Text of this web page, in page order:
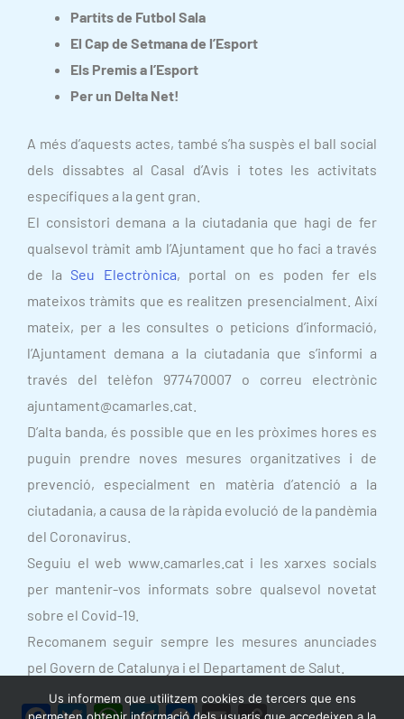
Partits de Futbol Sala
El Cap de Setmana de l’Esport
Els Premis a l’Esport
Per un Delta Net!
A més d’aquests actes, també s’ha suspès el ball social
dels dissabtes al Casal d’Avis i totes les activitats
específiques a la gent gran.
El consistori demana a la ciutadania que hagi de fer
qualsevol tràmit amb l’Ajuntament que ho faci a través
de la Seu Electrònica, portal on es poden fer els
mateixos tràmits que es realitzen presencialment. Així
mateix, per a les consultes o peticions d’informació,
l’Ajuntament demana a la ciutadania que s’informi a
través del telèfon 977470007 o correu electrònic
ajuntament@camarles.cat.
D’alta banda, és possible que en les pròximes hores es
puguin prendre noves mesures organitzatives i de
prevenció, especialment en matèria d’atenció a la
ciutadania, a causa de la ràpida evolució de la pandèmia
del Coronavirus.
Seguiu el web www.camarles.cat i les xarxes socials
per mantenir-vos informats sobre qualsevol novetat
sobre el Covid-19.
Recomanem seguir sempre les mesures anunciades
pel Govern de Catalunya i el Departament de Salut.
Us informem que utilitzem cookies de tercers que ens